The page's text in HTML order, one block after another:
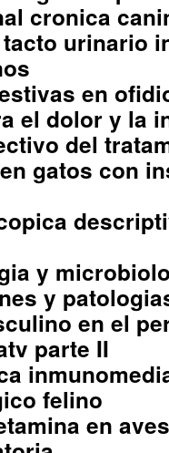
cronica
urinario
en
el dolor y la
del
gatos con
y
y
en el
parte II
felino
en